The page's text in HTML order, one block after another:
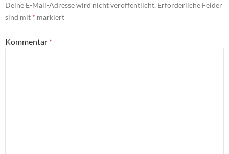
Deine E-Mail-Adresse wird nicht veröffentlicht. Erforderliche Felder
sind mit * markiert
Kommentar *